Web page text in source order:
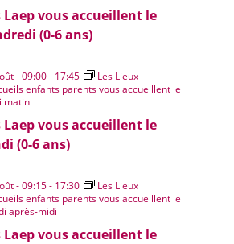
Laep vous accueillent le
(0-6 ans)
Laep vous accueillent le
(0-6 ans)
- 09:00- 17:45
Les Lieux
enfants parents vous accueillent le
matin
Laep vous accueillent le
- 09:15- 17:30
Les Lieux
enfants parents vous accueillent le
après-midi